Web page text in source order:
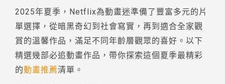
2025年夏季，Netflix為動畫迷準備了豐富多元的片
單選擇，從暗黑奇幻到社會寫實，再到適合全家觀
賞的溫馨作品，滿足不同年齡層觀眾的喜好。以下
精選幾部必追動畫作品，帶你探索這個夏季最精彩
的動畫推薦清單。